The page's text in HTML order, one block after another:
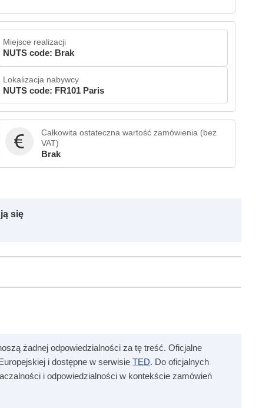
Miejsce realizacji
NUTS code: Brak
Lokalizacja nabywcy
NUTS code: FR101 Paris
Całkowita ostateczna wartość zamówienia (bez
VAT)
Brak
się
żadnej odpowiedzialności za tę treść. Oficjalne
i dostępne w serwisie TED. Do oficjalnych
i odpowiedzialności w kontekście zamówień